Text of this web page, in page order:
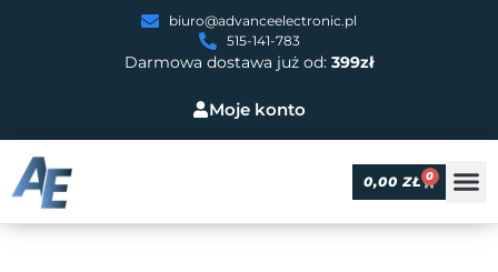
Moje konto
Darmowa dostawa już od: 399zł
biuro@advanceelectronic.pl
515-141-783
0,00 ZŁ 0